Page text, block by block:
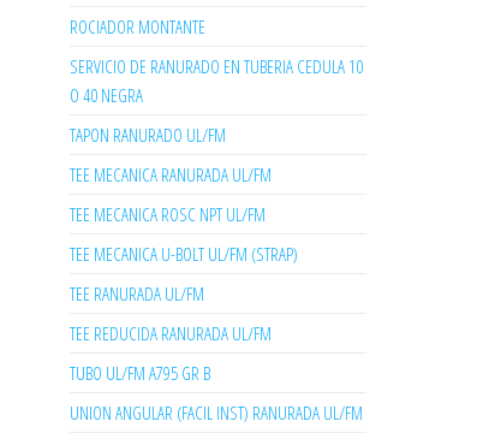
ROCIADOR MONTANTE
SERVICIO DE RANURADO EN TUBERIA CEDULA 10
O 40 NEGRA
TAPON RANURADO UL/FM
TEE MECANICA RANURADA UL/FM
TEE MECANICA ROSC NPT UL/FM
TEE MECANICA U-BOLT UL/FM (STRAP)
TEE RANURADA UL/FM
TEE REDUCIDA RANURADA UL/FM
TUBO UL/FM A795 GR B
UNION ANGULAR (FACIL INST) RANURADA UL/FM